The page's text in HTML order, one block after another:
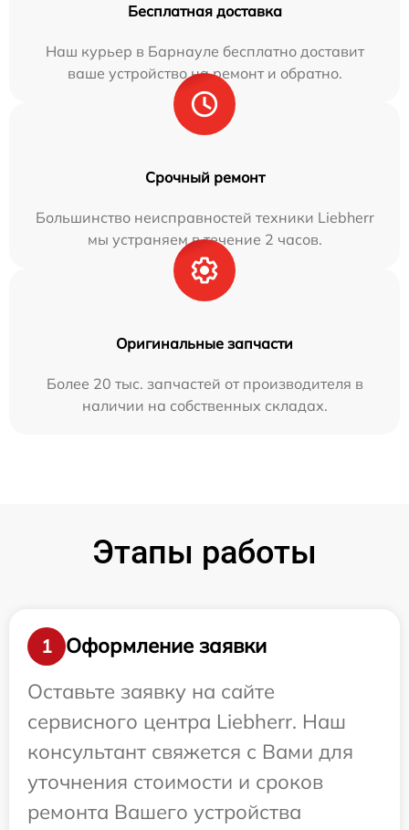
Бесплатная доставка
Наш курьер в Барнауле бесплатно доставит
ваше устройство на ремонт и обратно.
Срочный ремонт
Большинство неисправностей техники Liebherr
мы устраняем в течение 2 часов.
Оригинальные запчасти
Более 20 тыс. запчастей от производителя в
наличии на собственных складах.
Этапы работы
1
Оформление заявки
Оставьте заявку на сайте
сервисного центра Liebherr. Наш
консультант свяжется с Вами для
уточнения стоимости и сроков
ремонта Вашего устройства